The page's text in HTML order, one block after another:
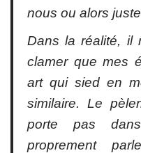
nous ou alors
Dans la réalité, il
clamer que mes
art qui sied en
similaire. Le
porte pas
proprement